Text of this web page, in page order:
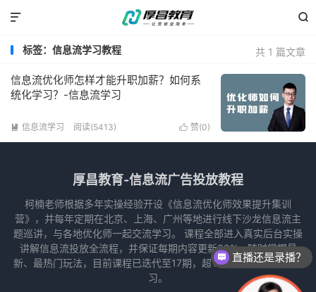


共 1 篇文章
标签：信息流学习教程
信息流优化师怎样才能升职加薪？如何系
统化学习？-信息流学习
 赞(0)
 信息流学习 阅读(5413)
厚昌教育-信息流广告投放教程
柯楠老师根据多年实操经验开设《信息流优化师效果提升集训
营》，并每年定期在北京、上海、广州等地进行线下沙龙信息流主
题巡讲，与各地优化师一起交流学习。 课程全部进入真实后台实操
讲解信息流投放全流程，并保证每期内容更新30%，随时掌握最
新、最热门玩法，目前课程已迭代至17期，超1.8W名优化师订阅学
习。
直播还是录播？